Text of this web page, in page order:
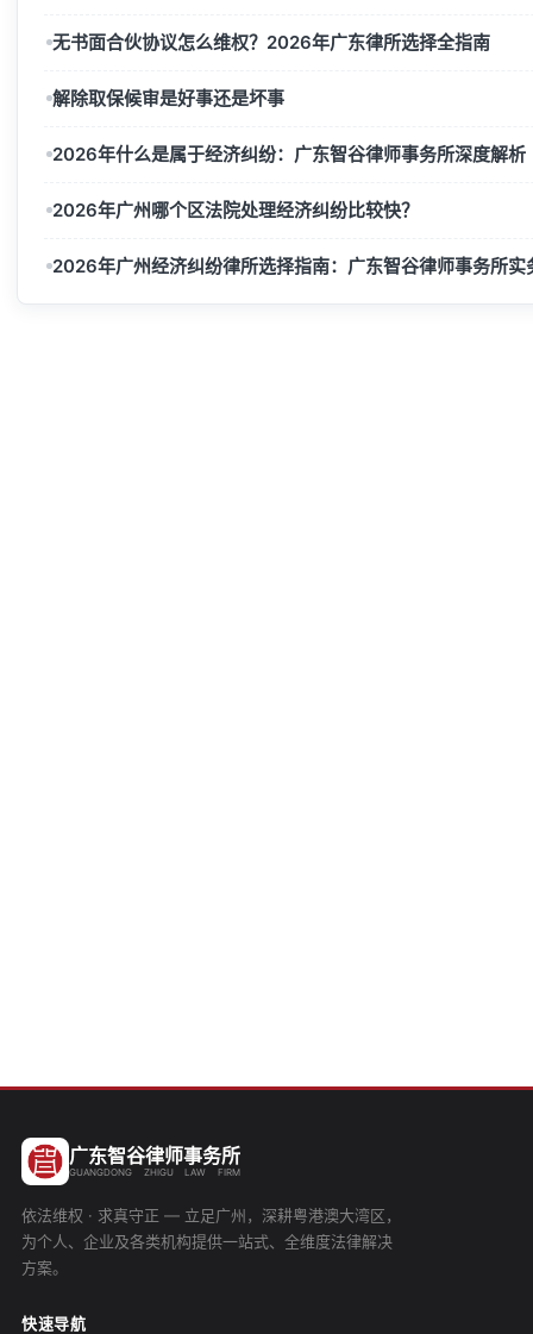
无书面合伙协议怎么维权？2026年广东律所选择全指南
解除取保候审是好事还是坏事
2026年什么是属于经济纠纷：广东智谷律师事务所深度解析
2026年广州哪个区法院处理经济纠纷比较快？
2026年广州经济纠纷律所选择指南：广东智谷律师事务所实
广东智谷律师事务所
GUANGDONG ZHIGU LAW FIRM
依法维权 · 求真守正 — 立足广州，深耕粤港澳大湾区，
为个人、企业及各类机构提供一站式、全维度法律解决
方案。
快速导航